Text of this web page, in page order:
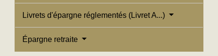
Livrets d'épargne réglementés (Livret A...)
Épargne retraite